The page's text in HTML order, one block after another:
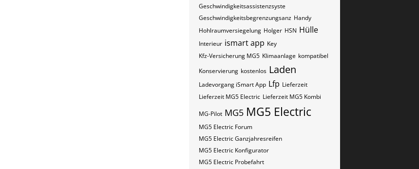
Geschwindigkeitsassistenzsyste
Geschwindigkeitsbegrenzungsanz Handy
Hohlraumversiegelung Holger HSN Hülle
Interieur ismart app Key
Kfz-Versicherung MG5 Klimaanlage kompatibel
Konservierung kostenlos Laden
Ladevorgang iSmart App Lfp Lieferzeit
Lieferzeit MG5 Electric Lieferzeit MG5 Kombi
MG-Pilot MG5 MG5 Electric
MG5 Electric Forum
MG5 Electric Ganzjahresreifen
MG5 Electric Konfigurator
MG5 Electric Probefahrt